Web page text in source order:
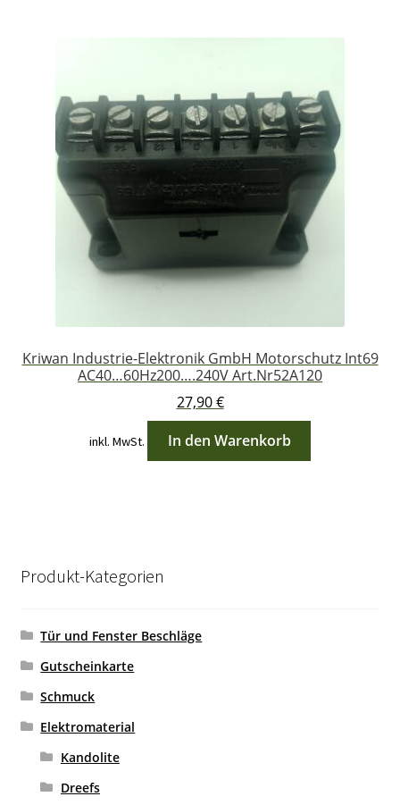
Kriwan Industrie-Elektronik GmbH Motorschutz Int69
AC40…60Hz200….240V Art.Nr52A120
27,90€
inkl. MwSt. In den Warenkorb
Produkt-Kategorien
Tür und Fenster Beschläge
Gutscheinkarte
Schmuck
Elektromaterial
Kandolite
Dreefs